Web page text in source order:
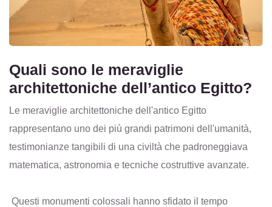
Quali sono le meraviglie
architettoniche dell’antico Egitto?
Le meraviglie architettoniche dell'antico Egitto
rappresentano uno dei più grandi patrimoni dell'umanità,
testimonianze tangibili di una civiltà che padroneggiava
matematica, astronomia e tecniche costruttive avanzate.
Questi monumenti colossali hanno sfidato il tempo